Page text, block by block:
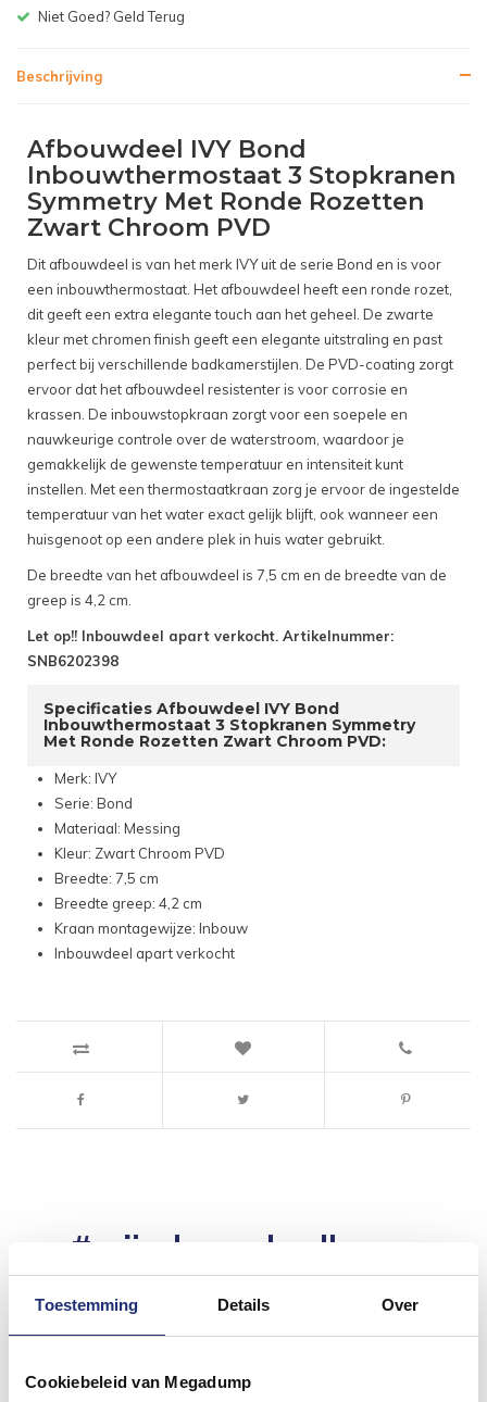
Toestemming Details Over
Cookiebeleid van Megadump
Gratis bezorgen v.a. € 150,-(NL)
Beschrijving
Afbouwdeel IVY Bond
Inbouwthermostaat 3 Stopkranen
Symmetry Met Ronde Rozetten
Zwart Chroom PVD
Dit afbouwdeel is van het merk IVY uit de serie Bond en is voor
een inbouwthermostaat. Het afbouwdeel heeft een ronde rozet,
dit geeft een extra elegante touch aan het geheel. De zwarte
kleur met chromen finish geeft een elegante uitstraling en past
perfect bij verschillende badkamerstijlen. De PVD-coating zorgt
ervoor dat het afbouwdeel resistenter is voor corrosie en
krassen. De inbouwstopkraan zorgt voor een soepele en
nauwkeurige controle over de waterstroom, waardoor je
gemakkelijk de gewenste temperatuur en intensiteit kunt
instellen. Met een thermostaatkraan zorg je ervoor de ingestelde
temperatuur van het water exact gelijk blijft, ook wanneer een
huisgenoot op een andere plek in huis water gebruikt.
De breedte van het afbouwdeel is 7,5 cm en de breedte van de
greep is 4,2 cm.
Let op!! Inbouwdeel apart verkocht. Artikelnummer:
SNB6202398
Specificaties Afbouwdeel IVY Bond
Inbouwthermostaat 3 Stopkranen Symmetry
Met Ronde Rozetten Zwart Chroom PVD:
Merk: IVY
Serie: Bond
Materiaal: Messing
Kleur: Zwart Chroom PVD
Breedte: 7,5 cm
Breedte greep: 4,2 cm
Kraan montagewijze: Inbouw
Inbouwdeel apart verkocht
#mijndroombadkamer
badkamer op Instagram met #mijndroombadkamer
en tag @megadumpnl. Samen bouwen we een
inspirerende omgeving vol met unieke